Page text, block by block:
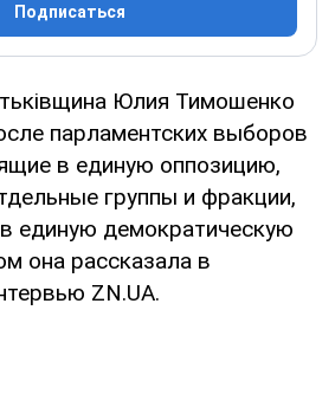
Подписаться
Юлия Тимошенко
парламентских выборов
в единую оппозицию,
группы и фракции,
единую демократическую
она рассказала в
ZN.UA.